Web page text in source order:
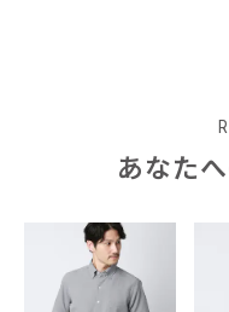
あなた